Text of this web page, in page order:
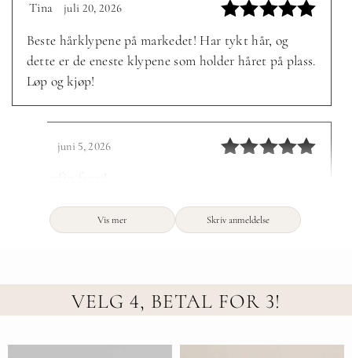
Vurdert
av 5
Tina juli 20, 2026
Beste hårklypene på markedet! Har tykt hår, og
dette er de eneste klypene som holder håret på plass.
Løp og kjøp!
juni 5, 2026
Vis mer Skriv anmeldelse
VELG 4, BETAL FOR 3!